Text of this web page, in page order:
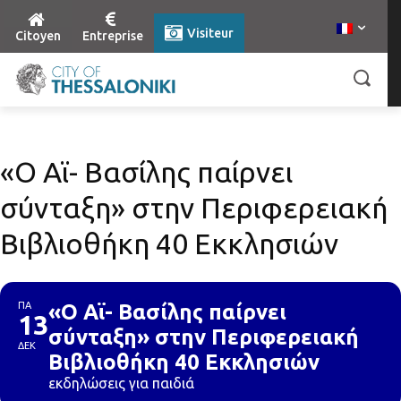
Citoyen Entreprise Visiteur
«Ο Αϊ- Βασίλης παίρνει
σύνταξη» στην Περιφερειακή
Βιβλιοθήκη 40 Εκκλησιών
ΠΑ
13
ΔΕΚ
«Ο Αϊ- Βασίλης παίρνει
σύνταξη» στην Περιφερειακή
Βιβλιοθήκη 40 Εκκλησιών
εκδηλώσεις για παιδιά